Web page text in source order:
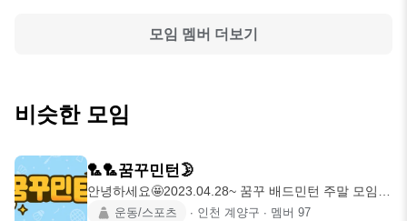
모임 멤버 더보기
비슷한 모임
🏸🏸꿈꾸민턴🌛
안녕하세요🤩2023.04.28~ 꿈꾸 배드민턴 주말 모임입
니다. 🏸남자
운동/스포츠 ∙ 인천 계양구 ∙ 멤버 97